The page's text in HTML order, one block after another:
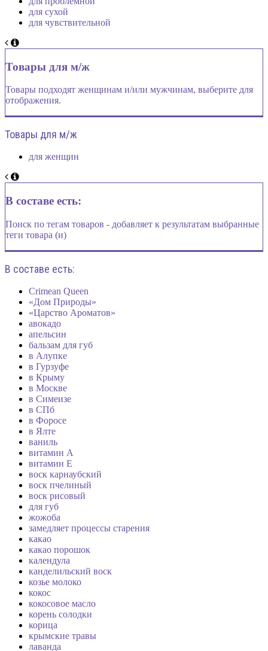
для сухой
для чувствительной
Товары для м/ж
Товары подходят женщинам и/или мужчинам, выберите для
отображения.
Товары для м/ж
для женщин
В составе есть:
Поиск по тегам товаров - добавляет к результатам выбранные
теги товара (и)
В составе есть:
Crimean Queen
«Дом Природы»
«Царство Ароматов»
авокадо
апельсин
бальзам для губ
в Алупке
в Гурзуфе
в Крыму
в Москве
в Симеизе
в СПб
в Форосе
в Ялте
ваниль
витамин А
витамин Е
воск карнаубский
воск пчелиный
воск рисовый
для губ
жожоба
замедляет процессы старения
какао
какао порошок
календула
канделильский воск
козье молоко
кокос
кокосовое масло
корень солодки
корица
крымские травы
лаванда